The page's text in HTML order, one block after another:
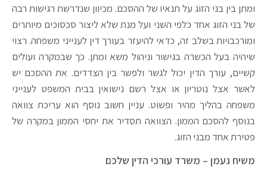
ומתן בין בני הזוג על תנאיו של ההסכם. מכיוון שנדרשת רגישות רבה
של בני הזוג אחד כלפי השני ועל מנת שלא ליצור סכסוכים מיותרים
ומורכבויות בשלב זה, כדאי להיעזר בעורך דין לענייני משפחה. רצוי
שיהיה בעל הכשרה בגישור וניהול משא ומתן. כך שבמקרה ועולים
קשיים, עורך הדין יכול לגשר ולפשר בין הצדדים. את ההסכם יש
לאשר אצל נוטריון או אצל רשם נישואין בבית המשפט לענייני
משפחה בהליך מהיר ופשוט. עניין חשוב נוסף הוא עריכת צוואה
בנוסף להסכם הממון. הצוואה תסדיר את יחסי הממון במקרה של
פטירת אחד מבני הזוג.
משיח נעמן – משרד עורכי הדין שלכם